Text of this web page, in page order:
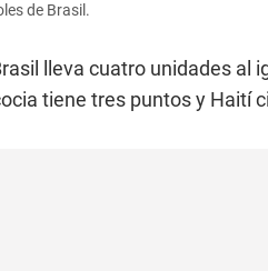
de Brasil.
lleva cuatro unidades al
tiene tres puntos y Haití